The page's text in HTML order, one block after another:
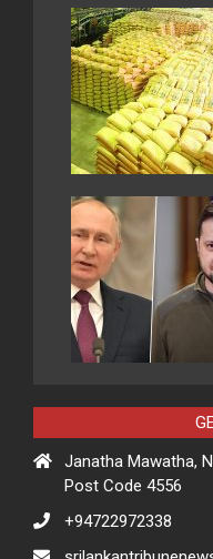
Janatha Mawatha,
Post Code 4556
+94722972338